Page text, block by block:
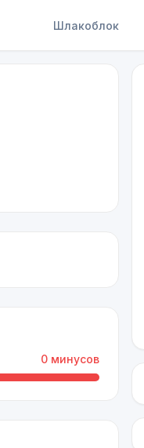
Шлакоблок
0 минусов